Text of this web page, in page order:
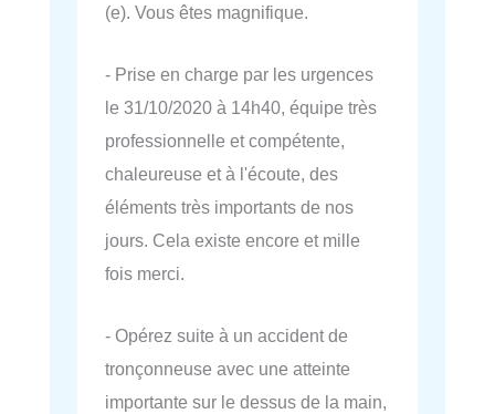
(e). Vous êtes magnifique.
- Prise en charge par les urgences
le 31/10/2020 à 14h40, équipe très
professionnelle et compétente,
chaleureuse et à l'écoute, des
éléments très importants de nos
jours. Cela existe encore et mille
fois merci.
- Opérez suite à un accident de
tronçonneuse avec une atteinte
importante sur le dessus de la main,